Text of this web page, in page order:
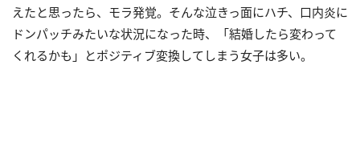
えたと思ったら、モラ発覚。そんな泣きっ面にハチ、口内炎に
ドンパッチみたいな状況になった時、「結婚したら変わって
くれるかも」とポジティブ変換してしまう女子は多い。